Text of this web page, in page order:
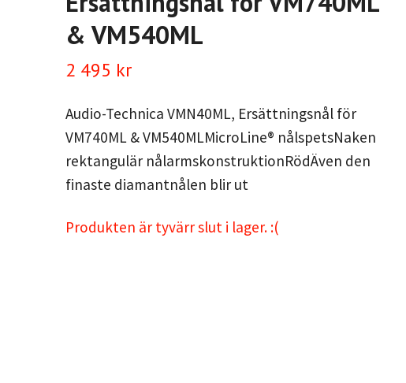
& VM540ML
2 495 kr
Audio-Technica VMN40ML, Ersättningsnål för
VM740ML & VM540MLMicroLine® nålspetsNaken
rektangulär nålarmskonstruktionRödÄven den
finaste diamantnålen blir ut
Produkten är tyvärr slut i lager. :(